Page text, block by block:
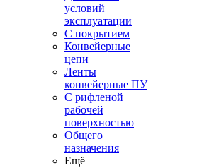
условий
эксплуатации
С покрытием
Конвейерные
цепи
Ленты
конвейерные ПУ
С рифленой
рабочей
поверхностью
Общего
назначения
Ещё